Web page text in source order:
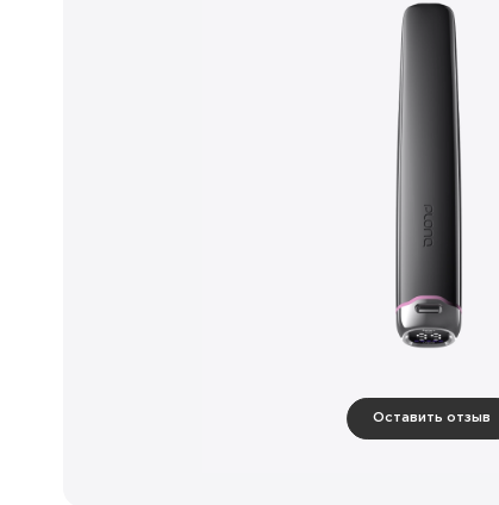
Оставить отзыв